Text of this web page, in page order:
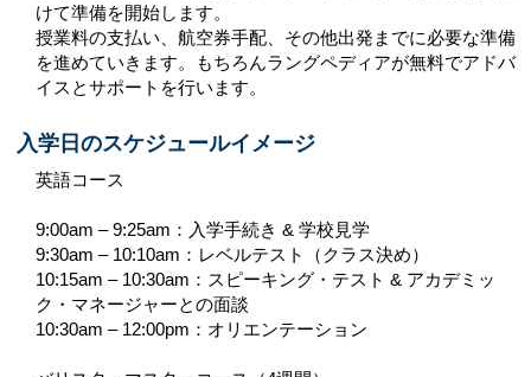
けて準備を開始します。
授業料の支払い、航空券手配、その他出発までに必要な準備
を進めていきます。もちろんラングペディアが無料でアドバ
イスとサポートを行います。
入学日のスケジュールイメージ
英語コース
9:00am – 9:25am：入学手続き & 学校見学
9:30am – 10:10am：レベルテスト（クラス決め）
10:15am – 10:30am：スピーキング・テスト & アカデミッ
ク・マネージャーとの面談
10:30am – 12:00pm：オリエンテーション